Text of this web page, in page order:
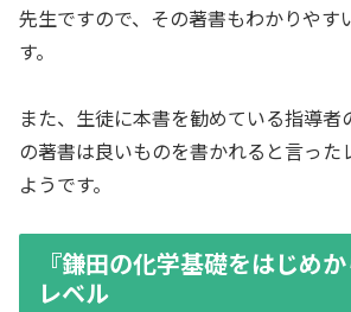
先生ですので、その著書もわかりやす
す。
また、生徒に本書を勧めている指導者
の著書は良いものを書かれると言った
ようです。
『鎌田の化学基礎をはじめ
レベル